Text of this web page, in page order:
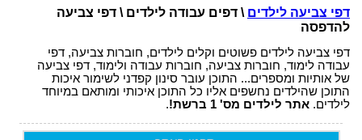
דפי צביעה לילדים \ דפים עבודה לילדים \ דפי צביעה
להדפסה
דפי צביעה לילדים פשוטים וקלים לילדים, חוברות צביעה, דפי
עבודה לימוד, חוברות צביעה, חוברות עבודה ולימוד, דפי צביעה
של אותיות ומספרים... התוכן עובר סינון קפדני לשימור איכות
התוכן שהילדים נחשפים אליו כל התוכן איכותי ומותאם במיוחד
לילדים. אתר לילדים מס' 1 ברשת! .